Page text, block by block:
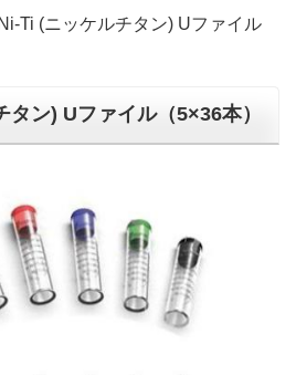
Ni-Ti (ニッケルチタン) Uファイル
ン) Uファイル（5×36本）